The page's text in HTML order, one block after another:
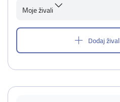
Moje živali
Dodaj žival